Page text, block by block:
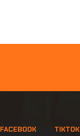
FACEBOOK TIKTOK